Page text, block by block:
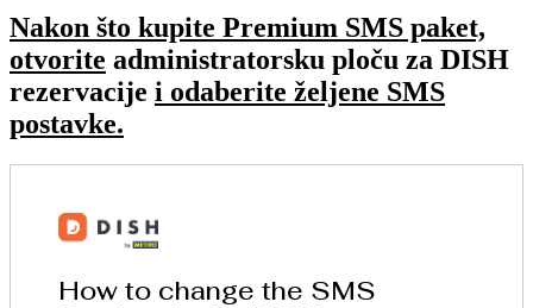
Nakon što kupite Premium SMS paket,
otvorite administratorsku ploču za DISH
rezervacije i odaberite željene SMS
postavke.